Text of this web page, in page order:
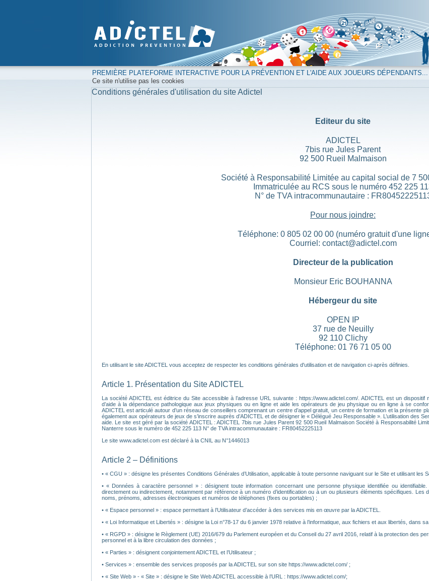
PREMIÈRE PLATEFORME INTERACTIVE POUR LA PRÉVENTION ET L'AIDE AUX JOUEURS DÉPENDANTS...
Ce site n'utilise pas les cookies
Conditions générales d'utilisation du site Adictel
Editeur du site
ADICTEL
7bis rue Jules Parent
92 500 Rueil Malmaison
Société à Responsabilité Limitée au capital social de 7
Immatriculée au RCS sous le numéro 452 225
N° de TVA intracommunautaire :
Pour nous joindre:
Téléphone: 0 805 02 00 00 (numéro gratuit d'une
Courriel: contact@adictel.com
Directeur de la publication
Monsieur Eric BOUHANNA
Hébergeur du site
OPEN IP
37 rue de Neuilly
92 110 Clichy
Téléphone: 01 76 71 05 00
En utilisant le site ADICTEL vous acceptez de respecter les conditions générales d'utilisation et de navigation ci-après définies.
Article 1. Présentation du Site ADICTEL
La société ADICTEL est éditrice du Site accessible à l’adresse URL suivante : https://www.adictel.com/. ADICTEL est un
d’aide à la dépendance pathologique aux jeux physiques ou en ligne et aide les opérateurs de jeu physique ou en ligne à se
ADICTEL est articulé autour d’un réseau de conseillers comprenant un centre d’appel gratuit, un centre de formation et la présente
également aux opérateurs de jeux de s’inscrire auprès d’ADICTEL et de désigner le « Délégué Jeu Responsable ». L’utilisation des
aide. Le site est géré par la société ADICTEL : ADICTEL 7bis rue Jules Parent 92 500 Rueil Malmaison Société à Responsabilité
Nanterre sous le numéro de 452 225 113 N° de TVA intracommunautaire : FR80452225113
Le site www.adictel.com est déclaré à la CNIL au N°1446013
Article 2 – Définitions
• « CGU » : désigne les présentes Conditions Générales d’Utilisation, applicable à toute personne naviguant sur le Site et utilisant les
• « Données à caractère personnel » : désignent toute information concernant une personne physique identifiée ou
directement ou indirectement, notamment par référence à un numéro d’identification ou à un ou plusieurs éléments spécifiques.
noms, prénoms, adresses électroniques et numéros de téléphones (fixes ou portables) ;
• « Espace personnel » : espace permettant à l’Utilisateur d’accéder à des services mis en œuvre par la ADICTEL.
• « Loi Informatique et Libertés » : désigne la Loi n°78-17 du 6 janvier 1978 relative à l’informatique, aux fichiers et aux libertés, dans
• « RGPD » : désigne le Règlement (UE) 2016/679 du Parlement européen et du Conseil du 27 avril 2016, relatif à la protection des
personnel et à la libre circulation des données ;
• « Parties » : désignent conjointement ADICTEL et l’Utilisateur ;
• Services » : ensemble des services proposés par la ADICTEL sur son site https://www.adictel.com/ ;
• « Site Web » - « Site » : désigne le Site Web ADICTEL accessible à l’URL : https://www.adictel.com/;